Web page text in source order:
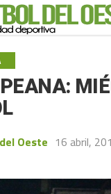
Oeste 16 abril,